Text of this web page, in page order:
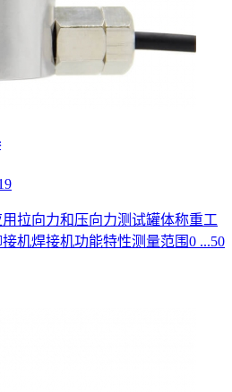
拉向力和压向力测试罐体称重工
机焊接机功能特性测量范围0 ...50